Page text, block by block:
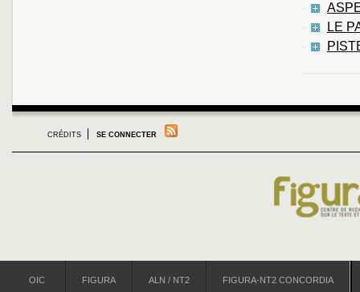
LE
CRÉDITS SE CONNECTER
OIC FIGURA ALN / NT2 FIGURA-NT2 CONCORDIA